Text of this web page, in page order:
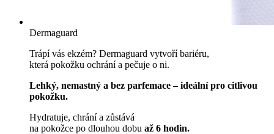
Dermaguard
Trápí vás ekzém? Dermaguard vytvoří bariéru,
která pokožku ochrání a pečuje o ni.
Lehký, nemastný a bez parfemace – ideální pro citlivou
pokožku.
Hydratuje, chrání a zůstává
na pokožce po dlouhou dobu až 6 hodin.